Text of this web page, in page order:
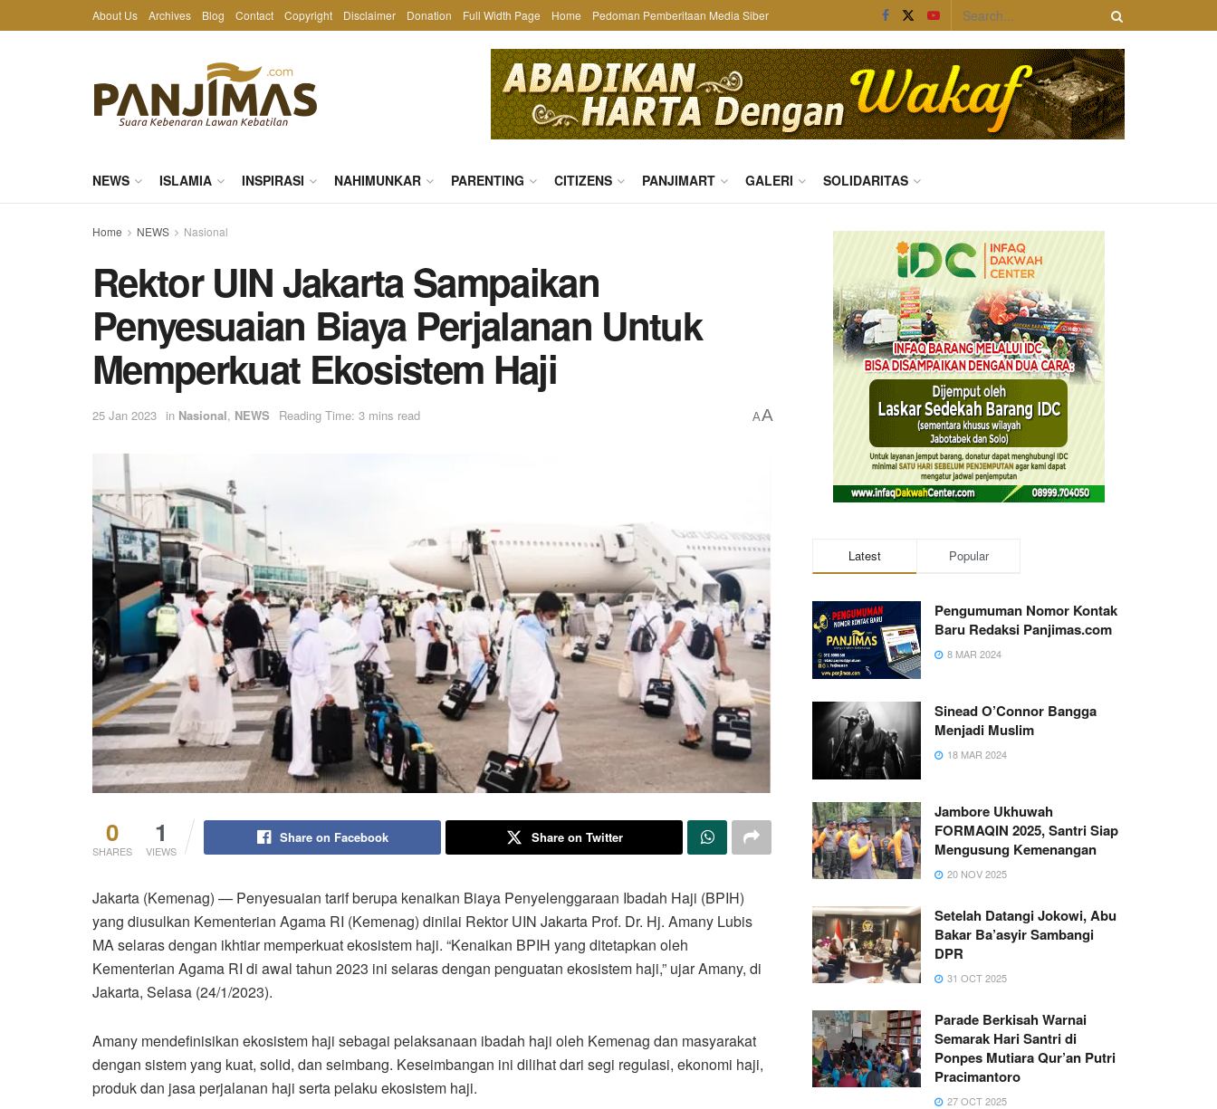
About Us Archives Blog Contact Copyright Disclaimer Donation Full Width Page Home Pedoman Pemberitaan Media Siber
NEWS ISLAMIA INSPIRASI NAHIMUNKAR PARENTING CITIZENS PANJIMART GALERI SOLIDARITAS
Home NEWS Nasional
Rektor UIN Jakarta Sampaikan
Penyesuaian Biaya Perjalanan Untuk
Memperkuat Ekosistem Haji
25 Jan 2023 in Nasional, NEWS Reading Time: 3 mins read AA
0
SHARES
1
VIEWS
Share on Facebook Share on Twitter
Jakarta (Kemenag) — Penyesuaian tarif berupa kenaikan Biaya Penyelenggaraan Ibadah Haji (BPIH)
yang diusulkan Kementerian Agama RI (Kemenag) dinilai Rektor UIN Jakarta Prof. Dr. Hj. Amany Lubis
MA selaras dengan ikhtiar memperkuat ekosistem haji. “Kenaikan BPIH yang ditetapkan oleh
Kementerian Agama RI di awal tahun 2023 ini selaras dengan penguatan ekosistem haji,” ujar Amany, di
Jakarta, Selasa (24/1/2023).
Amany mendefinisikan ekosistem haji sebagai pelaksanaan ibadah haji oleh Kemenag dan masyarakat
dengan sistem yang kuat, solid, dan seimbang. Keseimbangan ini dilihat dari segi regulasi, ekonomi haji,
produk dan jasa perjalanan haji serta pelaku ekosistem haji.
Latest Popular
Pengumuman Nomor Kontak
Baru Redaksi Panjimas.com
8 MAR 2024
Sinead O’Connor Bangga
Menjadi Muslim
18 MAR 2024
Jambore Ukhuwah
FORMAQIN 2025, Santri Siap
Mengusung Kemenangan
20 NOV 2025
Setelah Datangi Jokowi, Abu
Bakar Ba’asyir Sambangi
DPR
31 OCT 2025
Parade Berkisah Warnai
Semarak Hari Santri di
Ponpes Mutiara Qur’an Putri
Pracimantoro
27 OCT 2025